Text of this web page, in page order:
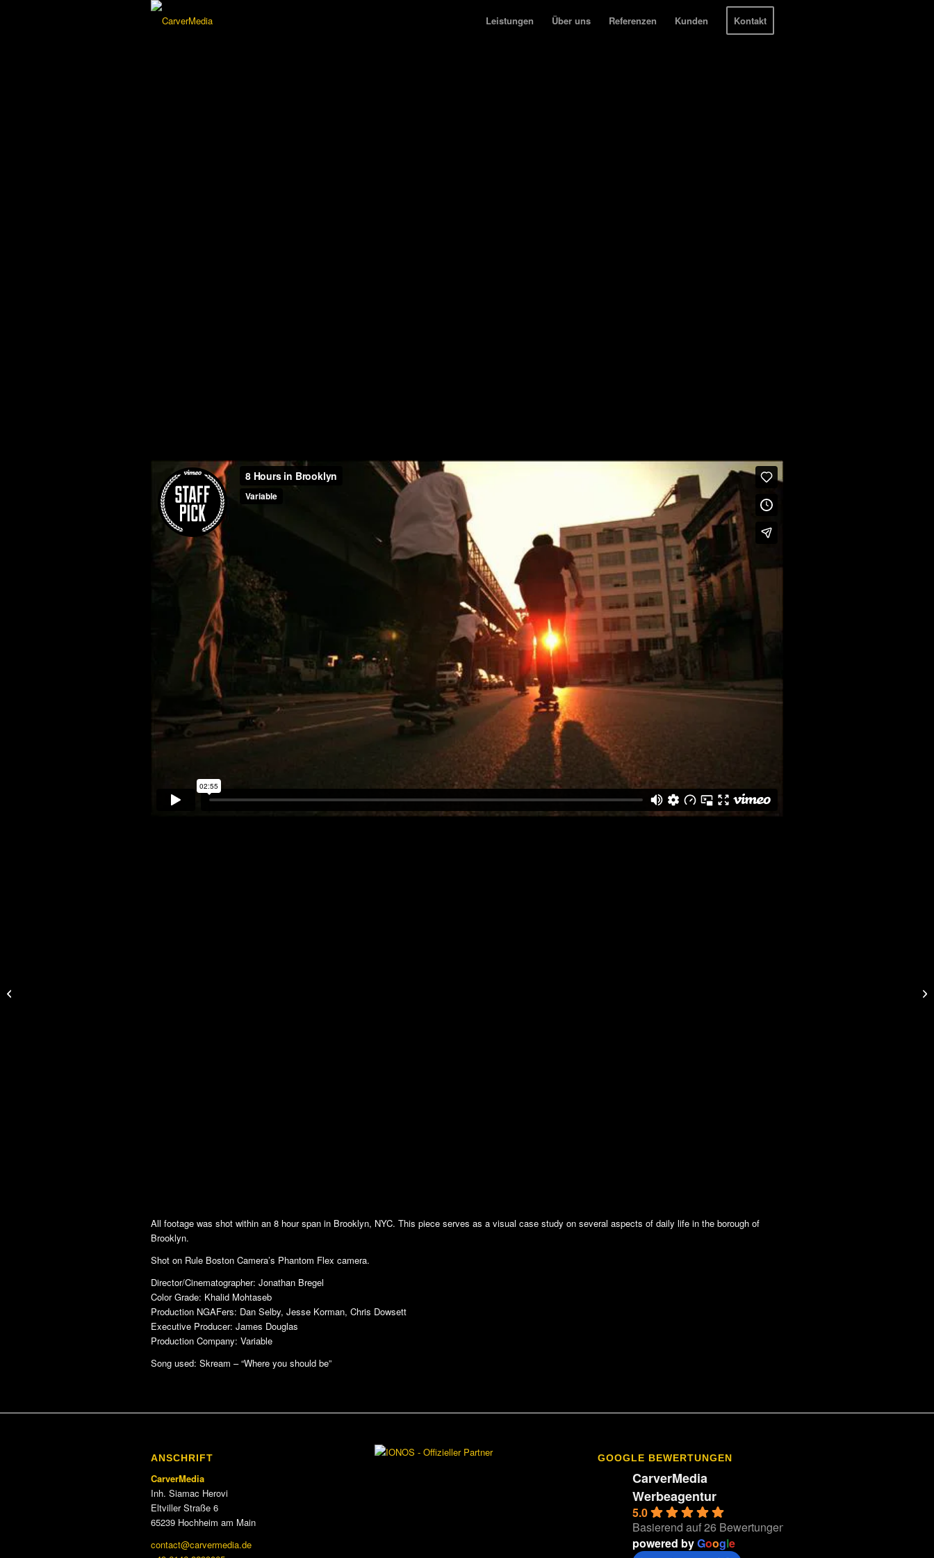
Leistungen Über uns Referenzen Kunden Kontakt
All footage was shot within an 8 hour span in Brooklyn, NYC. This piece serves as a visual case study on several aspects of daily life in the borough of
Brooklyn.
Shot on Rule Boston Camera’s Phantom Flex camera.
Director/Cinematographer: Jonathan Bregel
Color Grade: Khalid Mohtaseb
Production NGAFers: Dan Selby, Jesse Korman, Chris Dowsett
Executive Producer: James Douglas
Production Company: Variable
Song used: Skream – “Where you should be”
ANSCHRIFT
CarverMedia
Inh. Siamac Herovi
Eltviller Straße 6
65239 Hochheim am Main
contact@carvermedia.de
GOOGLE BEWERTUNGEN
CarverMedia
Werbeagentur
5.0
Basierend auf 26 Bewertungen
powered byGoogle